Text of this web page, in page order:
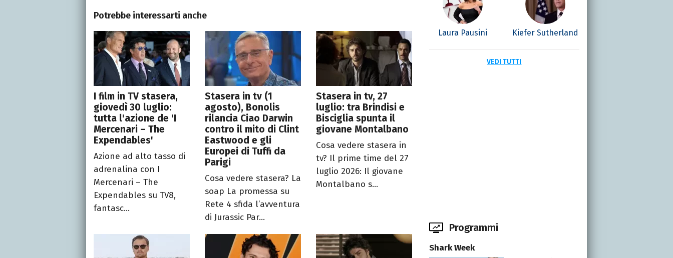
Potrebbe interessarti anche
I film in TV stasera,
giovedì 30 luglio:
tutta l'azione de 'I
Mercenari – The
Expendables'
Azione ad alto tasso di
adrenalina con I
Mercenari – The
Expendables su TV8,
fantasc...
Stasera in tv (1
agosto), Bonolis
rilancia Ciao Darwin
contro il mito di Clint
Eastwood e gli
Europei di Tuffi da
Parigi
Cosa vedere stasera? La
soap La promessa su
Rete 4 sfida l’avventura
di Jurassic Par...
Stasera in tv, 27
luglio: tra Brindisi e
Bisciglia spunta il
giovane Montalbano
Cosa vedere stasera in
tv? Il prime time del 27
luglio 2026: Il giovane
Montalbano s...
Laura Pausini Kiefer Sutherland
VEDI TUTTI
Programmi
Shark Week